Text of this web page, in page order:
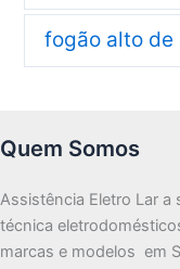
fogão alto de
Quem Somos
Assistência Eletro Lar a
técnica
marcas e modelos em